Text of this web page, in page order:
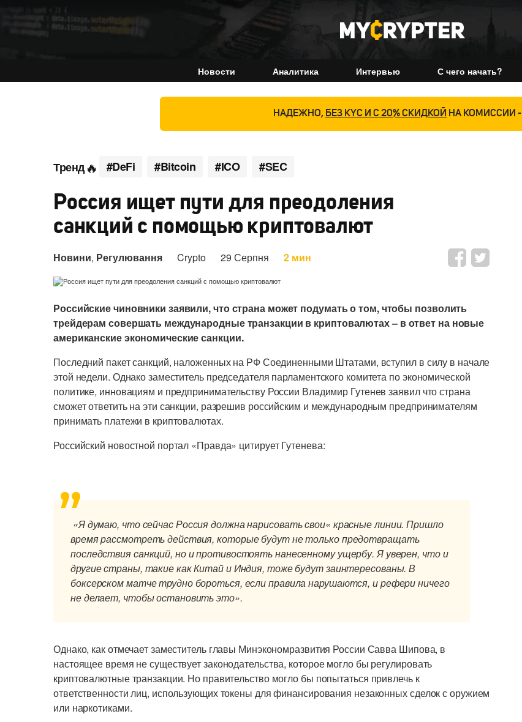
Новости Аналитика Интервью С чего начать?
НАДЕЖНО, БЕЗ KYC И С 20% СКИДКОЙ НА КОМИССИИ -
Тренд #DeFi #Bitcoin #ICO #SEC
Россия ищет пути для преодоления
санкций с помощью криптовалют
Новини, Регулювання Crypto 29 Серпня 2 мин
Российские чиновники заявили, что страна может подумать о том, чтобы позволить
трейдерам совершать международные транзакции в криптовалютах – в ответ на новые
американские экономические санкции.
Последний пакет санкций, наложенных на РФ Соединенными Штатами, вступил в силу в начале
этой недели. Однако заместитель председателя парламентского комитета по экономической
политике, инновациям и предпринимательству России Владимир Гутенев заявил что страна
сможет ответить на эти санкции, разрешив российским и международным предпринимателям
принимать платежи в криптовалютах.
Российский новостной портал «Правда» цитирует Гутенева:
«Я думаю, что сейчас Россия должна нарисовать свои« красные линии. Пришло
время рассмотреть действия, которые будут не только предотвращать
последствия санкций, но и противостоять нанесенному ущербу. Я уверен, что и
другие страны, такие как Китай и Индия, тоже будут заинтересованы. В
боксерском матче трудно бороться, если правила нарушаются, и рефери ничего
не делает, чтобы остановить это».
Однако, как отмечает заместитель главы Минэкономразвития России Савва Шипова, в
настоящее время не существует законодательства, которое могло бы регулировать
криптовалютные транзакции. Но правительство могло бы попытаться привлечь к
ответственности лиц, использующих токены для финансирования незаконных сделок с оружием
или наркотиками.